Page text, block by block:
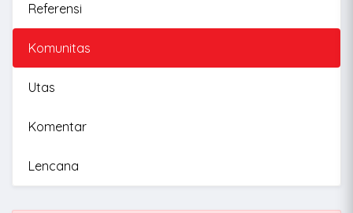
Referensi
Komunitas
Utas
Komentar
Lencana